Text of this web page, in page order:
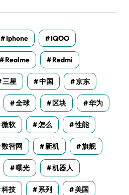
Iphone IQOO
Realme Redmi
三星 中国 京东
全球 区块 华为
微软 怎么 性能
数智网 新机 旗舰
曝光 机器人
科技 系列 美国